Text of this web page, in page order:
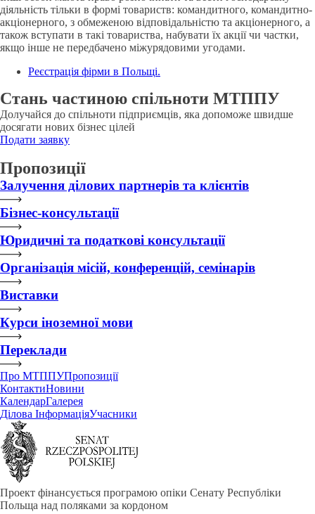
діяльність тільки в формі товариств: командитного, командитно-
акціонерного, з обмеженою відповідальністю та акціонерного, а
також вступати в такі товариства, набувати їх акції чи частки,
якщо інше не передбачено міжурядовими угодами.
Реєстрація фірми в Польщі.
Стань частиною спільноти МТППУ
Долучайся до спільноти підприємців, яка допоможе швидше
досягати нових бізнес цілей
Подати заявку
Пропозиції
Залучення ділових партнерів та клієнтів
Бізнес-консультації
Юридичні та податкові консультації
Організація місій, конференцій, семінарів
Виставки
Курси іноземної мови
Переклади
Про МТППУПропозиції
КонтактиНовини
КалендарГалерея
Ділова ІнформаціяУчасники
Проект фінансується програмою опіки Сенату Республіки
Польща над поляками за кордоном